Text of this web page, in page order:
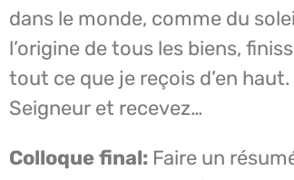
dans le monde, comme du
l’origine de tous les biens,
tout ce que je reçois d’en
Seigneur et recevez…
Colloque final: Faire un